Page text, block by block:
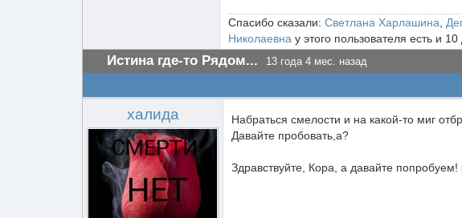
Спасибо сказали: Светлана Харлашина
Николаевна у этого пользователя есть и
Истина где-то Рядом... 13 года 4 мес. назад
халида
Набраться смелости и на какой-то миг
Давайте пробовать,а?
Здравствуйте, Кора, а давайте